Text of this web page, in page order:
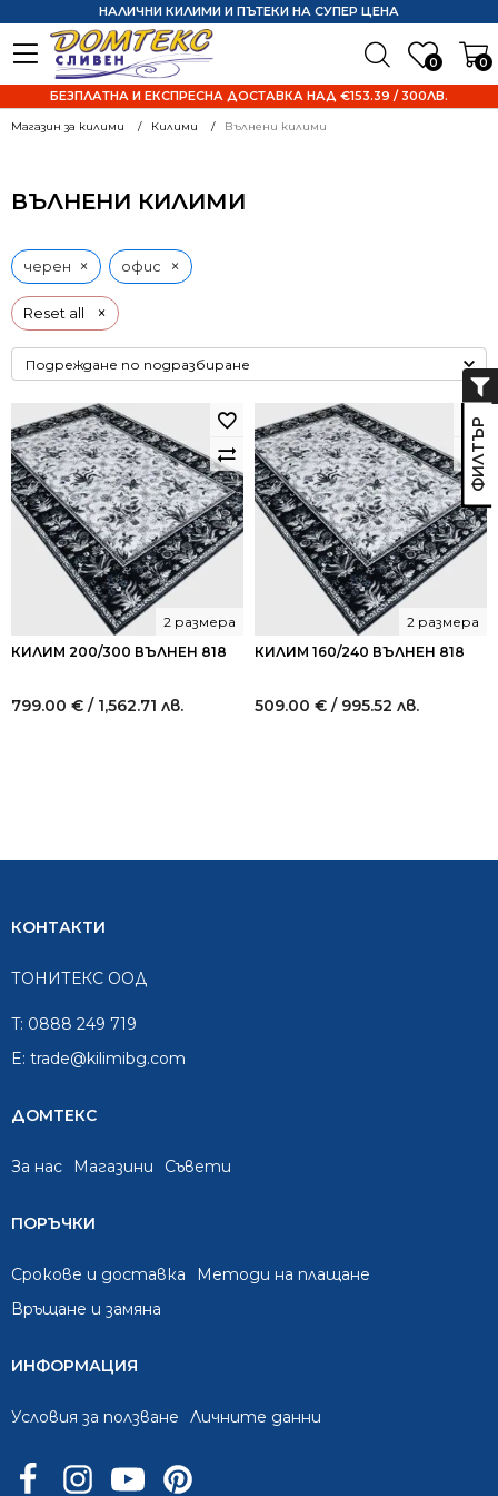
0 0
НАЛИЧНИ КИЛИМИ И ПЪТЕКИ НА СУПЕР ЦЕНА
БЕЗПЛАТНА И ЕКСПРЕСНА ДОСТАВКА НАД €153.39 / 300ЛВ.
Магазин за килими Килими Вълнени килими
ВЪЛНЕНИ КИЛИМИ
Reset all ×
черен × офис ×
КИЛИМ 200/300 ВЪЛНЕН 818
2 размера
799.00 € / 1,562.71 лв.
КИЛИМ 160/240 ВЪЛНЕН 818
2 размера
509.00 € / 995.52 лв.
КОНТАКТИ
ТОНИТЕКС ООД
T: 0888 249 719
E: trade@kilimibg.com
ДОМТЕКС
За нас Mагазини Съвети
ПОРЪЧКИ
Срокове и доставка
Методи на плащане
Връщане и замяна
ИНФОРМАЦИЯ
Условия за ползване Личните данни